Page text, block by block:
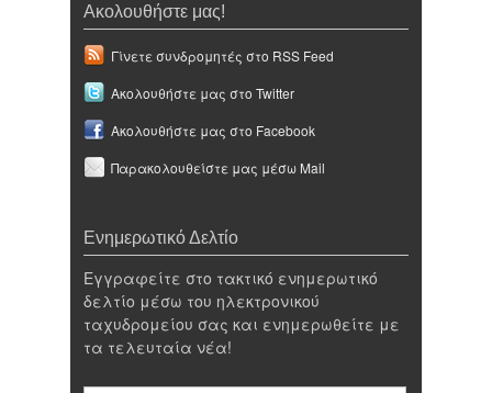
Ακολουθήστε μας!
Γίνετε συνδρομητές στο RSS Feed
Ακολουθήστε μας στο Twitter
Ακολουθήστε μας στο Facebook
Παρακολουθείστε μας μέσω Mail
Ενημερωτικό Δελτίο
Εγγραφείτε στο τακτικό ενημερωτικό
δελτίο μέσω του ηλεκτρονικού
ταχυδρομείου σας και ενημερωθείτε με
τα τελευταία νέα!